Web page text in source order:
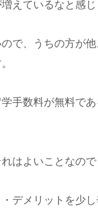
えているなと感じ
で、うちの方が
手数料が無料で
はよいことなので
デメリットを少